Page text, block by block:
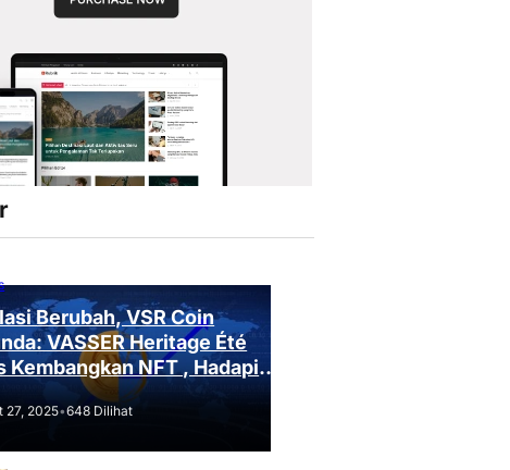
Berubah, VSR Coin
VASSER Heritage Été
Kembangkan NFT , Hadapi
Regulasi!
27, 2025•648 Dilihat